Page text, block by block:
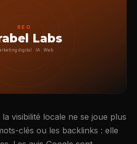
SEO
Labs
digital · IA · Web
visibilité locale ne se joue plus
clés ou les backlinks : elle